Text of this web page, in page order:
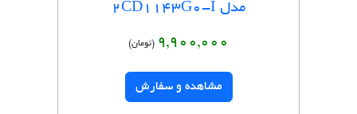
مدل 2CD1143G0-I
9,900,000 (تومان)
مشاهده و سفارش